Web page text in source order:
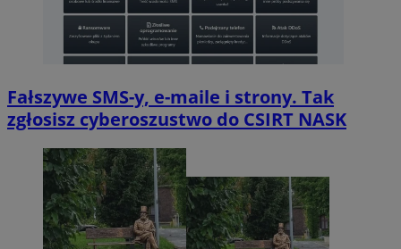
Fałszywe SMS-y, e-maile i strony. Tak
zgłosisz cyberoszustwo do CSIRT NASK